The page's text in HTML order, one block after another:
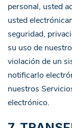
personal, usted
usted
seguridad,
su uso de
violación de un
notificarlo
nuestros
electrónico.